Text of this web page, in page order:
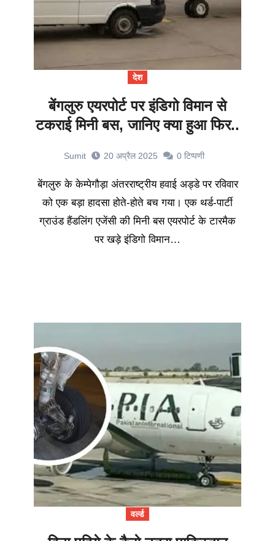
देश
बेंगलुरु एयरपोर्ट पर इंडिगो विमान से
टकराई मिनी बस, जानिए क्या हुआ फिर..
Sumit 20 अप्रैल 2025 0 टिप्पणी
बेंगलुरु के केम्पेगौड़ा अंतरराष्ट्रीय हवाई अड्डे पर रविवार
को एक बड़ा हादसा होते-होते बच गया। एक थर्ड-पार्टी
ग्राउंड हैंडलिंग एजेंसी की मिनी बस एयरपोर्ट के टारमैक
पर खड़े इंडिगो विमान…
वर्ल्ड